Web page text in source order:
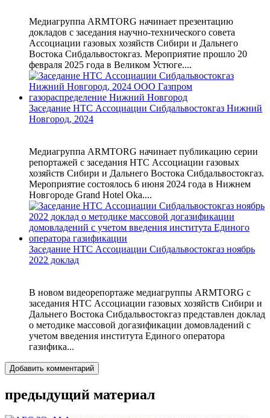
Медиагруппа ARMTORG начинает презентацию
докладов с заседания научно-технического совета
Ассоциации газовых хозяйств Сибири и Дальнего
Востока Сибдальвостокгаз. Мероприятие прошло 20
февраля 2025 года в Великом Устюге....
Заседание НТС Ассоциации Сибдальвостокгаз Нижний
Новгород, 2024
Медиагруппа ARMTORG начинает публикацию серии
репортажей с заседания НТС Ассоциации газовых
хозяйств Сибири и Дальнего Востока Сибдальвостокгаз.
Мероприятие состоялось 6 июня 2024 года в Нижнем
Новгороде Grand Hotel Oka....
Заседание НТС Ассоциации Сибдальвостокгаз ноябрь
2022 доклад
В новом видеорепортаже медиагруппы ARMTORG с
заседания НТС Ассоциации газовых хозяйств Сибири и
Дальнего Востока Сибдальвостокгаз представлен доклад
о методике массовой догазификации домовладений с
учетом введения института Единого оператора
газифика...
Добавить комментарий
предыдущий материал